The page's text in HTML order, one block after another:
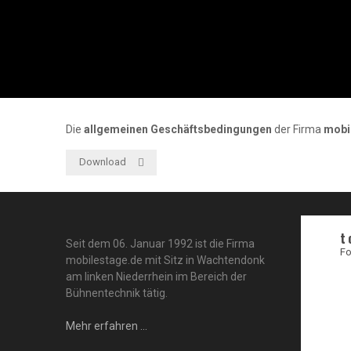
Die allgemeinen Geschäftsbedingungen der Firma
Download
Seit dem 06. Januar 1992 ist die Firma
mobilestage.de mit Sitz in Wachtendonk
am linken Niederrhein im Bereich der
Bühnentechnik tätig.
Mehr erfahren ...